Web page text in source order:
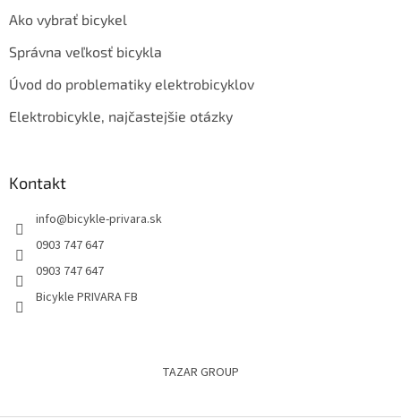
Ako vybrať bicykel
Správna veľkosť bicykla
Úvod do problematiky elektrobicyklov
Elektrobicykle, najčastejšie otázky
Kontakt
info@bicykle-privara.sk
0903 747 647
0903 747 647
Bicykle PRIVARA FB
TAZAR GROUP